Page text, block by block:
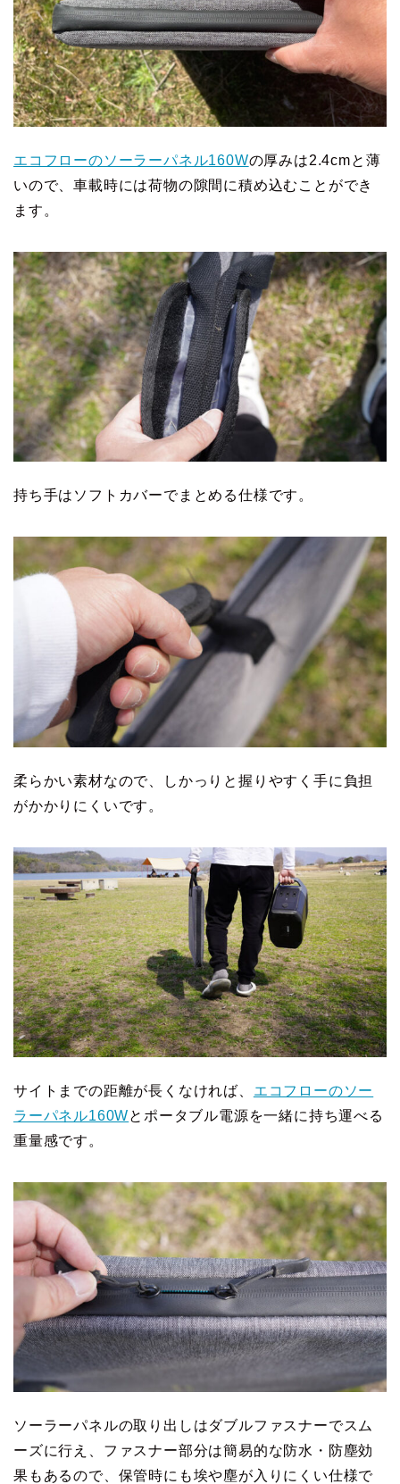
エコフローのソーラーパネル160Wの厚みは2.4cmと薄
いので、車載時には荷物の隙間に積め込むことができ
ます。
持ち手はソフトカバーでまとめる仕様です。
柔らかい素材なので、しかっりと握りやすく手に負担
がかかりにくいです。
サイトまでの距離が長くなければ、 エコフローのソー
ラーパネル160Wとポータブル電源を一緒に持ち運べる
重量感です。
ソーラーパネルの取り出しはダブルファスナーでスム
ーズに行え、ファスナー部分は簡易的な防水・防塵効
果もあるので、保管時にも埃や塵が入りにくい仕様で